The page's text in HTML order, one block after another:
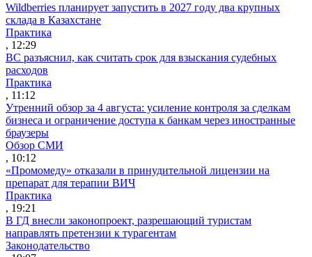
Wildberries планирует запустить в 2027 году два крупных
склада в Казахстане
Практика
, 12:29
ВС разъяснил, как считать срок для взыскания судебных
расходов
Практика
, 11:12
Утренний обзор за 4 августа: усиление контроля за сделкам
бизнеса и ограничение доступа к банкам через иностранные
браузеры
Обзор СМИ
, 10:12
«Промомеду» отказали в принудительной лицензии на
препарат для терапии ВИЧ
Практика
, 19:21
В ГД внесли законопроект, разрешающий туристам
направлять претензии к турагентам
Законодательство